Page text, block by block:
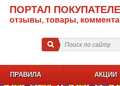
ПОРТАЛ
отзывы, товары,
ПРАВИЛА АКЦИИ